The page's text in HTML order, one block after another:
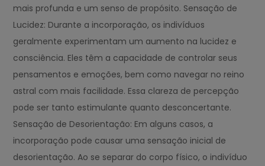
mais profunda e um senso de propósito. Sensação de
Lucidez: Durante a incorporação, os indivíduos
geralmente experimentam um aumento na lucidez e
consciência. Eles têm a capacidade de controlar seus
pensamentos e emoções, bem como navegar no reino
astral com mais facilidade. Essa clareza de percepção
pode ser tanto estimulante quanto desconcertante.
Sensação de Desorientação: Em alguns casos, a
incorporação pode causar uma sensação inicial de
desorientação. Ao se separar do corpo físico, o indivíduo